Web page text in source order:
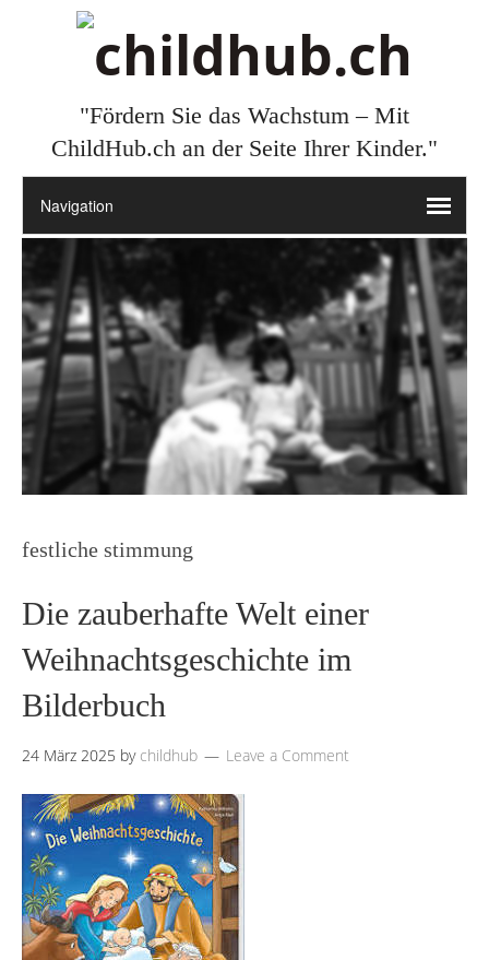
"Fördern Sie das Wachstum – Mit
ChildHub.ch an der Seite Ihrer Kinder."
festliche stimmung
Die zauberhafte Welt einer
Weihnachtsgeschichte im
Bilderbuch
24 März 2025 by childhub Leave a Comment